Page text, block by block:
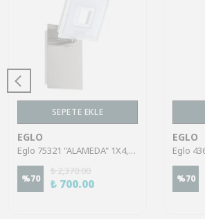
SEPETE EKLE
EGLO
Eglo 75321 "ALAMEDA" 1X4,5W Çelik Nikel Mat Sıva Üstü Spot
%70
₺ 2,370.00
₺ 700.00
EGLO
%70